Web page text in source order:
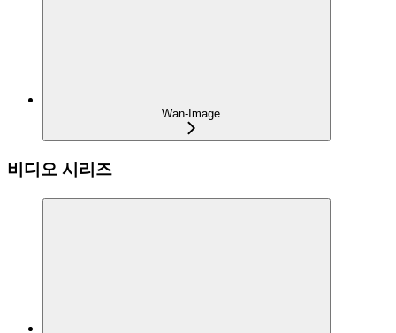
Wan-Image
비디오 시리즈